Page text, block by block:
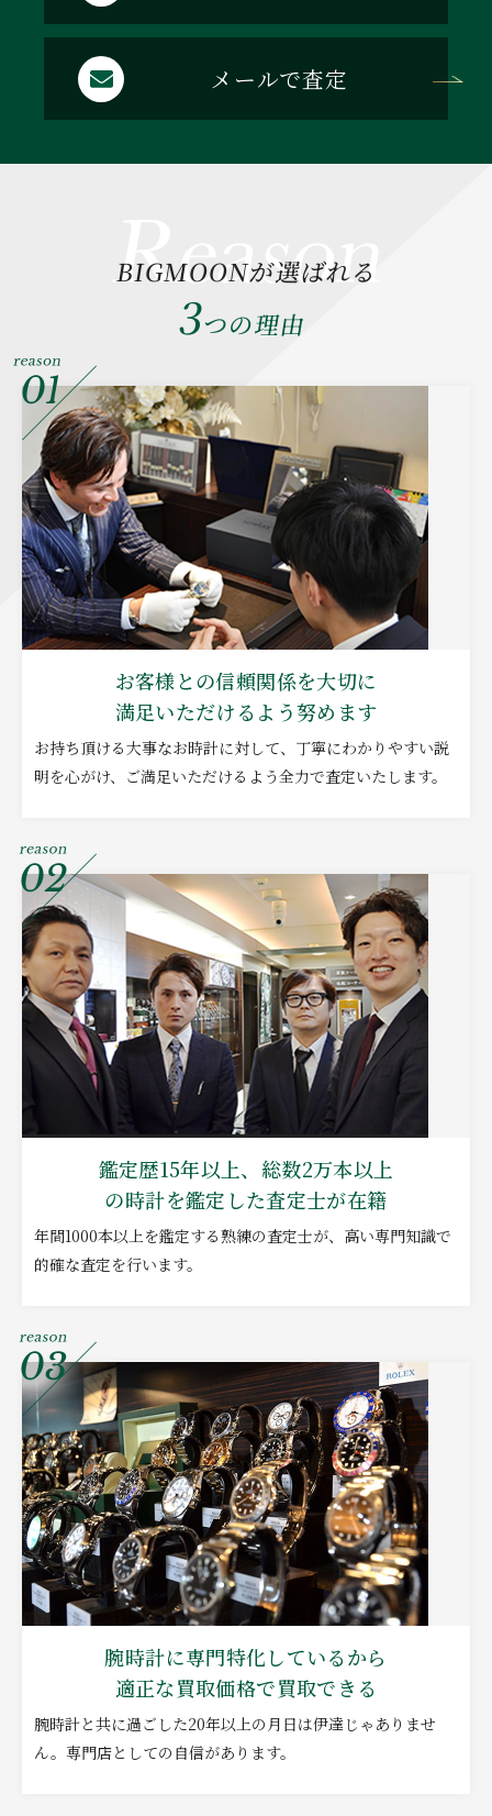
メールで査定
BIGMOONが選ばれる
3つの理由
お客様との信頼関係を大切に
満足いただけるよう努めます
お持ち頂ける大事なお時計に対して、丁寧にわかりやすい説
明を心がけ、ご満足いただけるよう全力で査定いたします。
鑑定歴15年以上、総数2万本以上
の時計を鑑定した査定士が在籍
年間1000本以上を鑑定する熟練の査定士が、高い専門知識で
的確な査定を行います。
腕時計に専門特化しているから
適正な買取価格で買取できる
腕時計と共に過ごした20年以上の月日は伊達じゃありませ
ん。専門店としての自信があります。